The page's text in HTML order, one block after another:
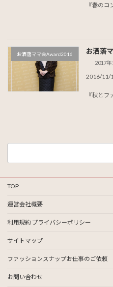
『春のコ
お洒落ママ会Award2016 お洒落
2017
2016/11/
『秋とフ
TOP
運営会社概要
利用規約 プライバシーポリシー
サイトマップ
ファッションスナップお仕事のご依頼
お問い合わせ